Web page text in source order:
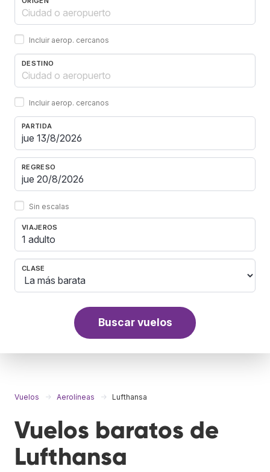
Incluir aerop. cercanos
DESTINO
Incluir aerop. cercanos
PARTIDA
REGRESO
Sin escalas
VIAJEROS
1 adulto
CLASE
Buscar vuelos
Vuelos Aerolíneas Lufthansa
Vuelos baratos de
Lufthansa